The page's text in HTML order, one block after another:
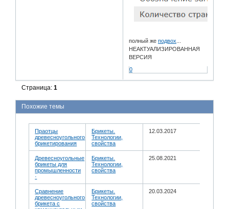
полный жеподвох
НЕАКТУАЛИЗИРОВАННАЯ
ВЕРСИЯ
0
Страница:1
Похожие темы
Праотцы
древесноугольного
брикетирования
Брикеты.
Технологии,
свойства
12.03.2017
Древесноугольные
брикеты для
промышленности
·
Брикеты.
Технологии,
свойства
25.08.2021
Сравнение
древесноугольного
брикета с
Брикеты.
Технологии,
свойства
20.03.2024